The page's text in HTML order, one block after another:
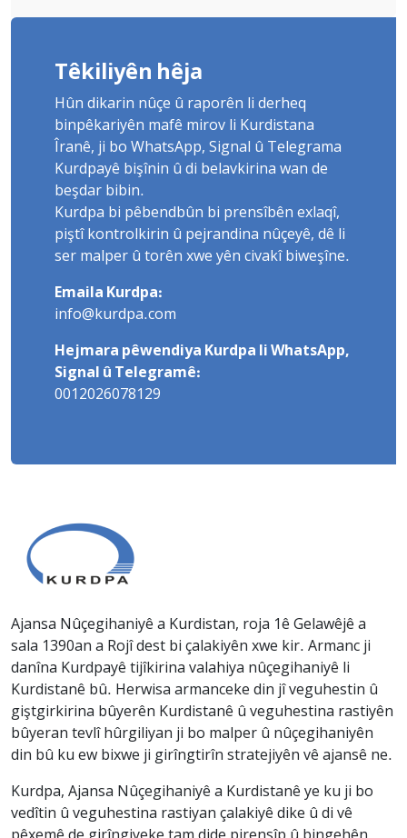
Têkiliyên hêja
Hûn dikarin nûçe û raporên li derheq
binpêkariyên mafê mirov li Kurdistana
Îranê, ji bo WhatsApp, Signal û Telegrama
Kurdpayê bişînin û di belavkirina wan de
beşdar bibin.
Kurdpa bi pêbendbûn bi prensîbên exlaqî,
piştî kontrolkirin û pejrandina nûçeyê, dê li
ser malper û torên xwe yên civakî biweşîne.
Emaila Kurdpa:
info@kurdpa.com
Hejmara pêwendiya Kurdpa li WhatsApp,
Signal û Telegramê:
0012026078129
Ajansa Nûçegihaniyê a Kurdistan, roja 1ê Gelawêjê a
sala 1390an a Rojî dest bi çalakiyên xwe kir. Armanc ji
danîna Kurdpayê tijîkirina valahiya nûçegihaniyê li
Kurdistanê bû. Herwisa armanceke din jî veguhestin û
giştgirkirina bûyerên Kurdistanê û veguhestina rastiyên
bûyeran tevlî hûrgiliyan ji bo malper û nûçegihaniyên
din bû ku ew bixwe ji girîngtirîn stratejiyên vê ajansê ne.
Kurdpa, Ajansa Nûçegihaniyê a Kurdistanê ye ku ji bo
vedîtin û veguhestina rastiyan çalakiyê dike û di vê